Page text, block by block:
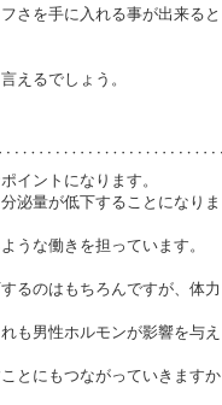
さを手に入れる事が出来ると
えるでしょう。
イントになります。
泌量が低下することになりま
うな働きを担っています。
るのはもちろんですが、体力
も男性ホルモンが影響を与え
とにもつながっていきますか